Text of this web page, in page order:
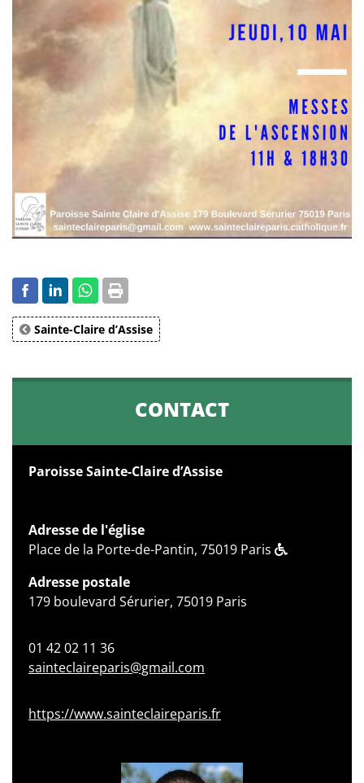
Sainte-Claire d’Assise
CONTACT
Paroisse Sainte-Claire d’Assise
Adresse de l'église
Place de la Porte-de-Pantin, 75019 Paris
Adresse postale
179 boulevard Sérurier, 75019 Paris
01 42 02 11 36
sainteclaireparis@gmail.com
https://www.sainteclaireparis.fr